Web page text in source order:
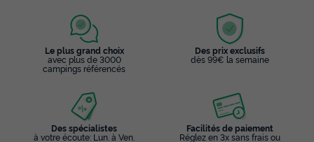
Le plus grand choix
avec plus de 3000
campings référencés
Des prix exclusifs
dès 99€ la semaine
Des spécialistes
à votre écoute: Lun. à Ven.
Facilités de paiement
Réglez en 3x sans frais ou